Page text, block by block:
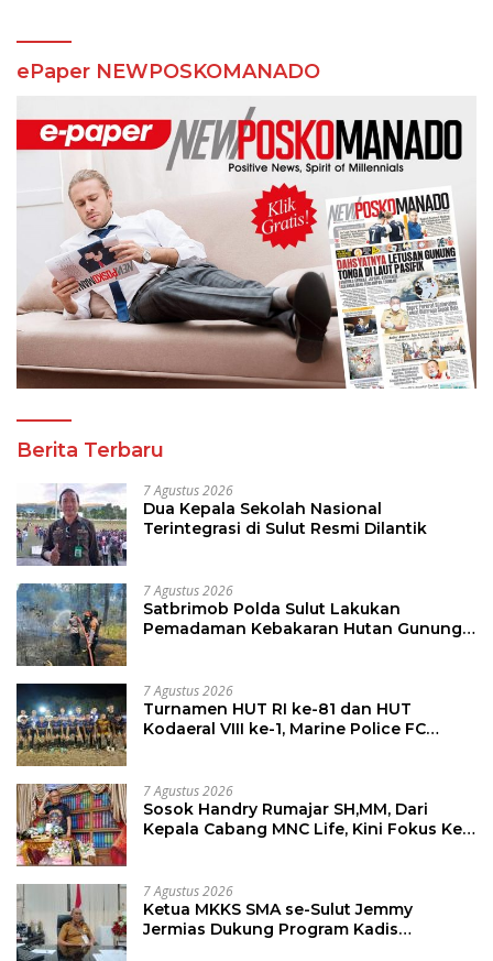
ePaper NEWPOSKOMANADO
Berita Terbaru
7 Agustus 2026
Dua Kepala Sekolah Nasional
Terintegrasi di Sulut Resmi Dilantik
7 Agustus 2026
Satbrimob Polda Sulut Lakukan
Pemadaman Kebakaran Hutan Gunung
7 Agustus 2026
Turnamen HUT RI ke-81 dan HUT
Kodaeral VIII ke-1, Marine Police FC
7 Agustus 2026
Sosok Handry Rumajar SH,MM, Dari
Kepala Cabang MNC Life, Kini Fokus Ke
7 Agustus 2026
Ketua MKKS SMA se-Sulut Jemmy
Jermias Dukung Program Kadis